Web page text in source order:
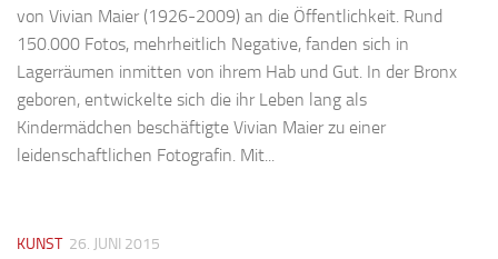
von Vivian Maier (1926-2009) an die Öffentlichkeit. Rund
150.000 Fotos, mehrheitlich Negative, fanden sich in
Lagerräumen inmitten von ihrem Hab und Gut. In der Bronx
geboren, entwickelte sich die ihr Leben lang als
Kindermädchen beschäftigte Vivian Maier zu einer
leidenschaftlichen Fotografin. Mit...
KUNST 26. JUNI 2015